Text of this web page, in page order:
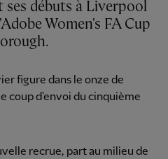
Women's FA Cup
figure dans le onze de
coup d'envoi du cinquième
recrue, part au milieu de